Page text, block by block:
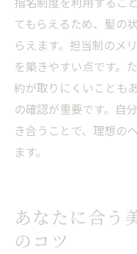
てもらえるため、髪の
らえます。担当制のメ
を築きやすい点です。
約が取りにくいことも
の確認が重要です。自
き合うことで、理想の
ます。
あなたに合う
のコツ